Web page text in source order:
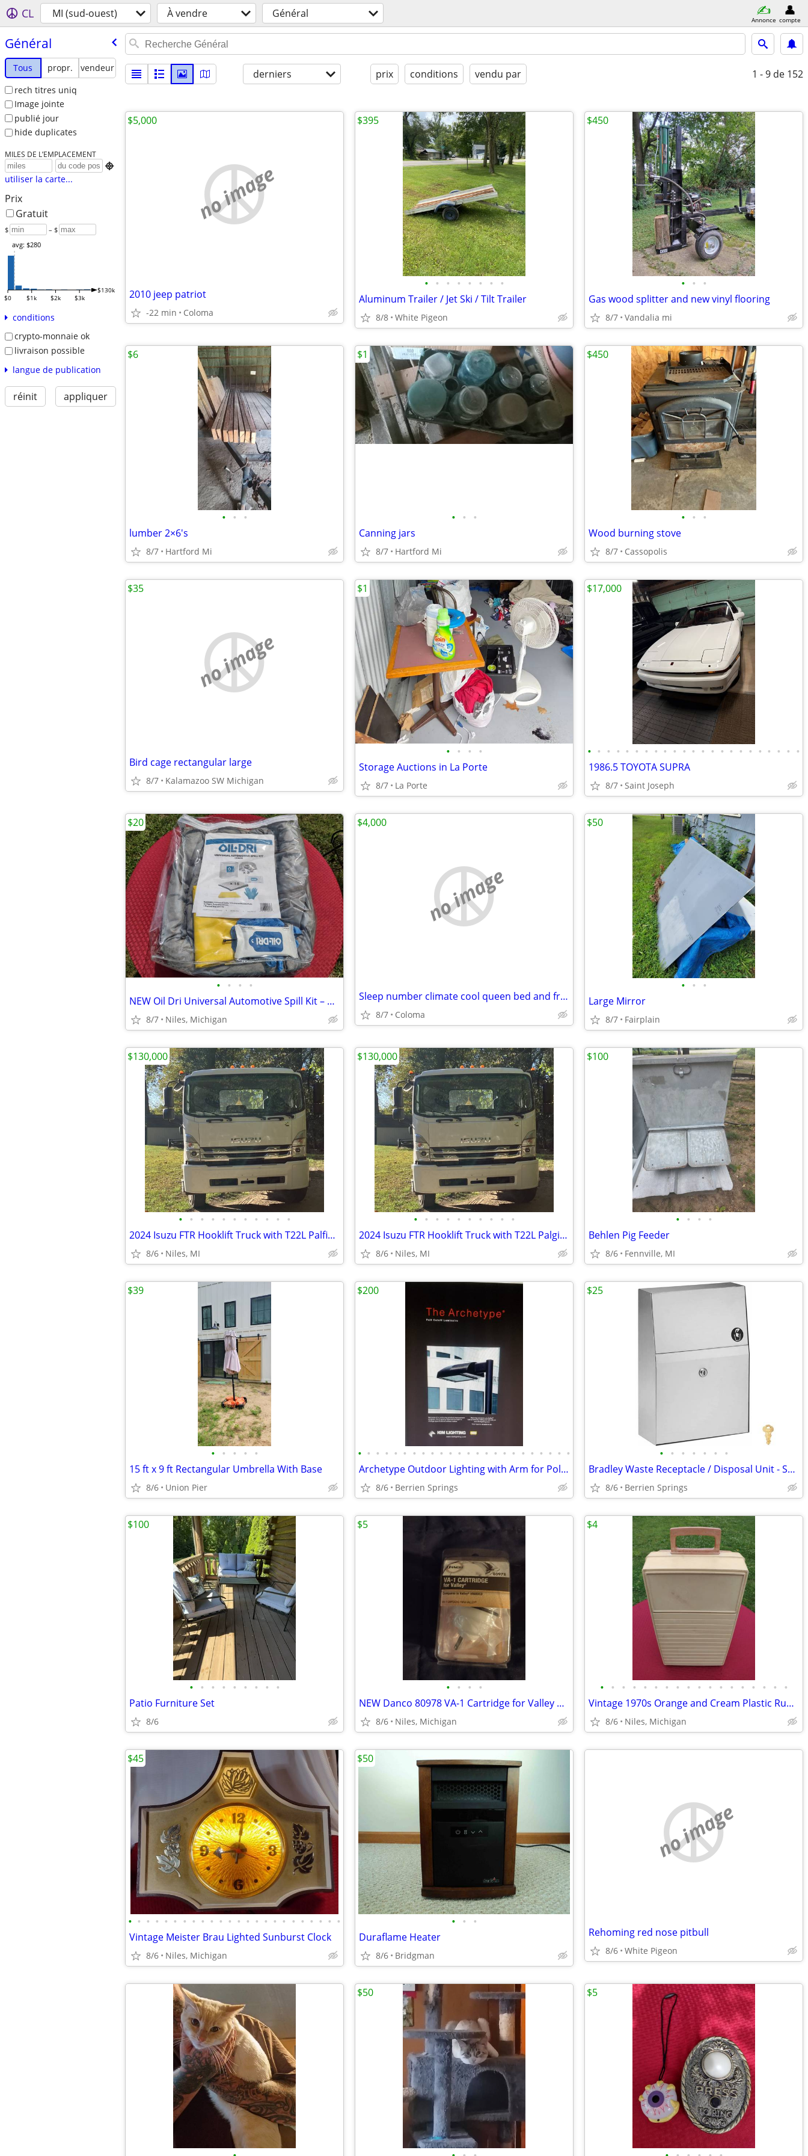
CL MI (sud-ouest) À vendre Général Annonce compte
Général
Tous propr.
vendeur
rech titres uniq
Image jointe
publié jour
hide duplicates
MILES DE L’EMPLACEMENT

utiliser la carte...
Prix
Gratuit
$ – $
$0 $1k $2k $3k
$130k
avg: $280
conditions
crypto-monnaie ok
livraison possible
langue de publication
réinit appliquer
derniers prix conditions vendu par 1 - 9 de 152
no image
2010 jeep patriot
-22 min Coloma
$5,000
• • • • • • • •
Aluminum Trailer / Jet Ski / Tilt Trailer
8/8 White Pigeon
$395
• • •
Gas wood splitter and new vinyl flooring
8/7 Vandalia mi
$450
• • •
lumber 2×6's
8/7 Hartford Mi
$6
• • •
Canning jars
8/7 Hartford Mi
$1
• • •
Wood burning stove
8/7 Cassopolis
$450
no image
Bird cage rectangular large
8/7 Kalamazoo SW Michigan
$35
• • • •
Storage Auctions in La Porte
8/7 La Porte
$1
• • • • • • • • • • • • • • • • • • • • • • •
1986.5 TOYOTA SUPRA
8/7 Saint Joseph
$17,000
• • • •
NEW Oil Dri Universal Automotive Spill Kit – Model L90698
8/7 Niles, Michigan
$20
no image
Sleep number climate cool queen bed and frame
8/7 Coloma
$4,000
• • •
Large Mirror
8/7 Fairplain
$50
• • • • • • • • • • •
2024 Isuzu FTR Hooklift Truck with T22L Palfinger Hooklift
8/6 Niles, MI
$130,000
• • • • • • • • • •
2024 Isuzu FTR Hooklift Truck with T22L Palginger Hooklift
8/6 Niles, MI
$130,000
• • • •
Behlen Pig Feeder
8/6 Fennville, MI
$100
• • • • •
15 ft x 9 ft Rectangular Umbrella With Base
8/6 Union Pier
$39
• • • • • • • • • • • • • • • • • • • • • • • •
Archetype Outdoor Lighting with Arm for Pole or Wall-mount, White - NE
8/6 Berrien Springs
$200
• • • • • • •
Bradley Waste Receptacle / Disposal Unit - Surface Mounted - NEW
8/6 Berrien Springs
$25
• • • • • • • • •
Patio Furniture Set
8/6
$100
• • • •
NEW Danco 80978 VA-1 Cartridge for Valley Single-Handle Faucets
8/6 Niles, Michigan
$5
• • • • • • • • • • • • • • • • • •
Vintage 1970s Orange and Cream Plastic Rubbermaid Sidekick Cooler
8/6 Niles, Michigan
$4
• • • • • • • • • • • • • • • • • • • • • • • •
Vintage Meister Brau Lighted Sunburst Clock
8/6 Niles, Michigan
$45
• • •
Duraflame Heater
8/6 Bridgman
$50
no image
Rehoming red nose pitbull
8/6 White Pigeon
$50 $5